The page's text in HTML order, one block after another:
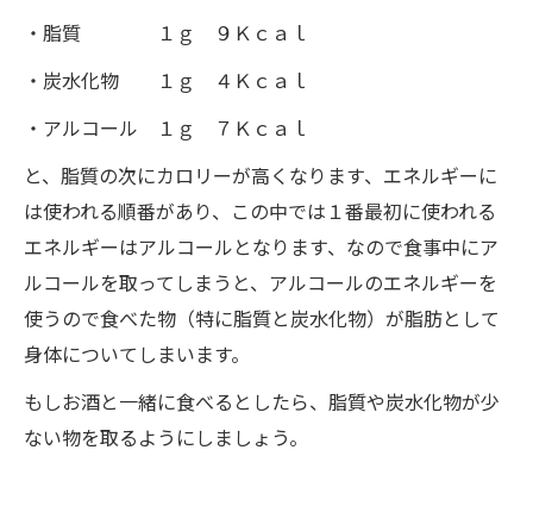
・脂質 １ｇ ９Ｋｃａｌ
・炭水化物 １ｇ ４Ｋｃａｌ
・アルコール １ｇ ７Ｋｃａｌ
と、脂質の次にカロリーが高くなります、エネルギーに
は使われる順番があり、この中では１番最初に使われる
エネルギーはアルコールとなります、なので食事中にア
ルコールを取ってしまうと、アルコールのエネルギーを
使うので食べた物（特に脂質と炭水化物）が脂肪として
身体についてしまいます。
もしお酒と一緒に食べるとしたら、脂質や炭水化物が少
ない物を取るようにしましょう。